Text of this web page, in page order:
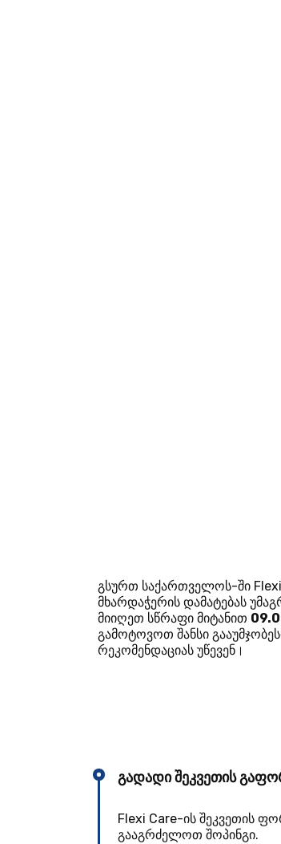
გსურთ საქართველოს-ში
მხარდაჭერის დამატებას
მიიღეთ სწრაფი მიტანით
გამოტოვოთ შანსი
რეკომენდაციას უწევენ।
გადადი შეკვეთის
Flexi Care-ის შეკვეთის
გააგრძელოთ შოპინგი.